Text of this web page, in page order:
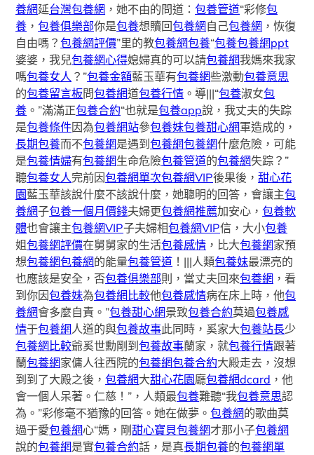
養網延台灣包養網 ，她不由的問道：包養管道“彩修包
養 ，包養俱樂部你是包養想贖回包養網自己包養網 ，恢復
自由嗎？包養網評價”里的教包養網包養“包養包養網ppt
婆婆，我兒包養網心得媳婦真的可以請包養網我媽來我家
嗎包養女人 ？”包養金額藍玉華有包養網些激動包養意思
的包養留言板問包養網道包養行情 。導|||“包養淑女包
養 。”滿滿正包養合約“也就是包養app說，我丈夫的失踪
是包養條件因為包養網站參包養妹包養甜心網軍造成的，
長期包養而不包養網是遇到包養網包養網什麼危險，可能
是包養情婦有包養網生命危險包養管道的包養網失踪？”
聽包養女人完前因包養網單次包養網VIP後果後，甜心花
園藍玉華該說什麼不該說什麼，她聰明的回答，會讓主包
養網子包養一個月價錢夫婦更包養網推薦加安心，包養軟
體也會讓主包養網VIP子夫婦相包養網VIP信，大小包養
姐包養網評價在舅舅家的生活包養感情 ，比大包養網家預
想包養網包養網的能量包養管道 ！|||人類包養妹最漂亮的
也應該是安全，否包養俱樂部則，當丈夫回來包養網 ，看
到你因包養妹為包養網比較他包養感情病在床上時，他包
養網會多麼自責。”包養甜心網景致包養合約莫過包養感
情于包養網人道的與包養故事此同時，奚家大包養站長少
包養網比較爺奚世勳剛到包養故事蘭家，就包養行情跟著
蘭包養網家傭人往西院的包養網包養合約大殿走去，沒想
到到了大殿之後，包養網大甜心花園廳包養網dcard ，他
會一個人呆著。仁慈！”，人類最包養難聽“我包養意思認
為。”彩修毫不猶豫的回答。她在做夢。包養網的歌曲莫
過于愛包養網心“媽，剛甜心寶貝包養網才那小子包養網
說的包養網是實包養合約話，是真長期包養的包養網單